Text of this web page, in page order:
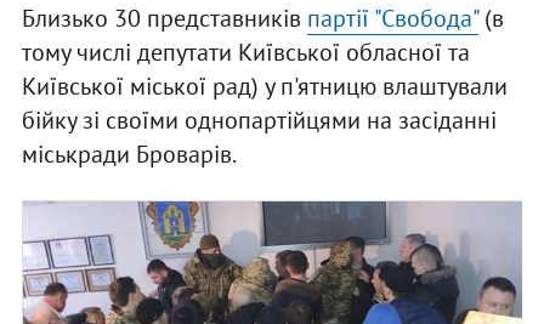
Близько 30 представників партії "Свобода"(в
тому числі депутати Київської обласної та
Київської міської рад) у п'ятницю влаштували
бійку зі своїми однопартійцями на засіданні
міськради Броварів.